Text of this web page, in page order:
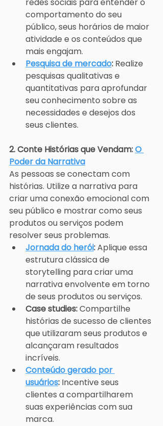
redes sociais para entender o
comportamento do seu
público, seus horários de maior
atividade e os conteúdos que
mais engajam.
Pesquisa de mercado: Realize
pesquisas qualitativas e
quantitativas para aprofundar
seu conhecimento sobre as
necessidades e desejos dos
seus clientes.
2. Conte Histórias que Vendam: O
Poder da Narrativa
As pessoas se conectam com
histórias. Utilize a narrativa para
criar uma conexão emocional com
seu público e mostrar como seus
produtos ou serviços podem
resolver seus problemas.
Jornada do herói: Aplique essa
estrutura clássica de
storytelling para criar uma
narrativa envolvente em torno
de seus produtos ou serviços.
Case studies: Compartilhe
histórias de sucesso de clientes
que utilizaram seus produtos e
alcançaram resultados
incríveis.
Conteúdo gerado por
usuários: Incentive seus
clientes a compartilharem
suas experiências com sua
marca.